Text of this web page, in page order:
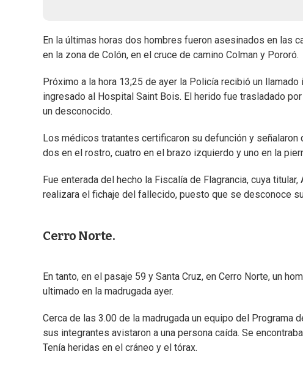
En la últimas horas dos hombres fueron asesinados en
en la zona de Colón, en el cruce de camino Colman y Pororó.
Próximo a la hora 13;25 de ayer la Policía recibió un
ingresado al Hospital Saint Bois. El herido fue trasladado
un desconocido.
Los médicos tratantes certificaron su defunción y
dos en el rostro, cuatro en el brazo izquierdo y uno en la
Fue enterada del hecho la Fiscalía de Flagrancia, cuya
realizara el fichaje del fallecido, puesto que se desconoce
Cerro Norte.
En tanto, en el pasaje 59 y Santa Cruz, en Cerro Norte, un
ultimado en la madrugada ayer.
Cerca de las 3.00 de la madrugada un equipo del Programa
sus integrantes avistaron a una persona caída. Se
Tenía heridas en el cráneo y el tórax.